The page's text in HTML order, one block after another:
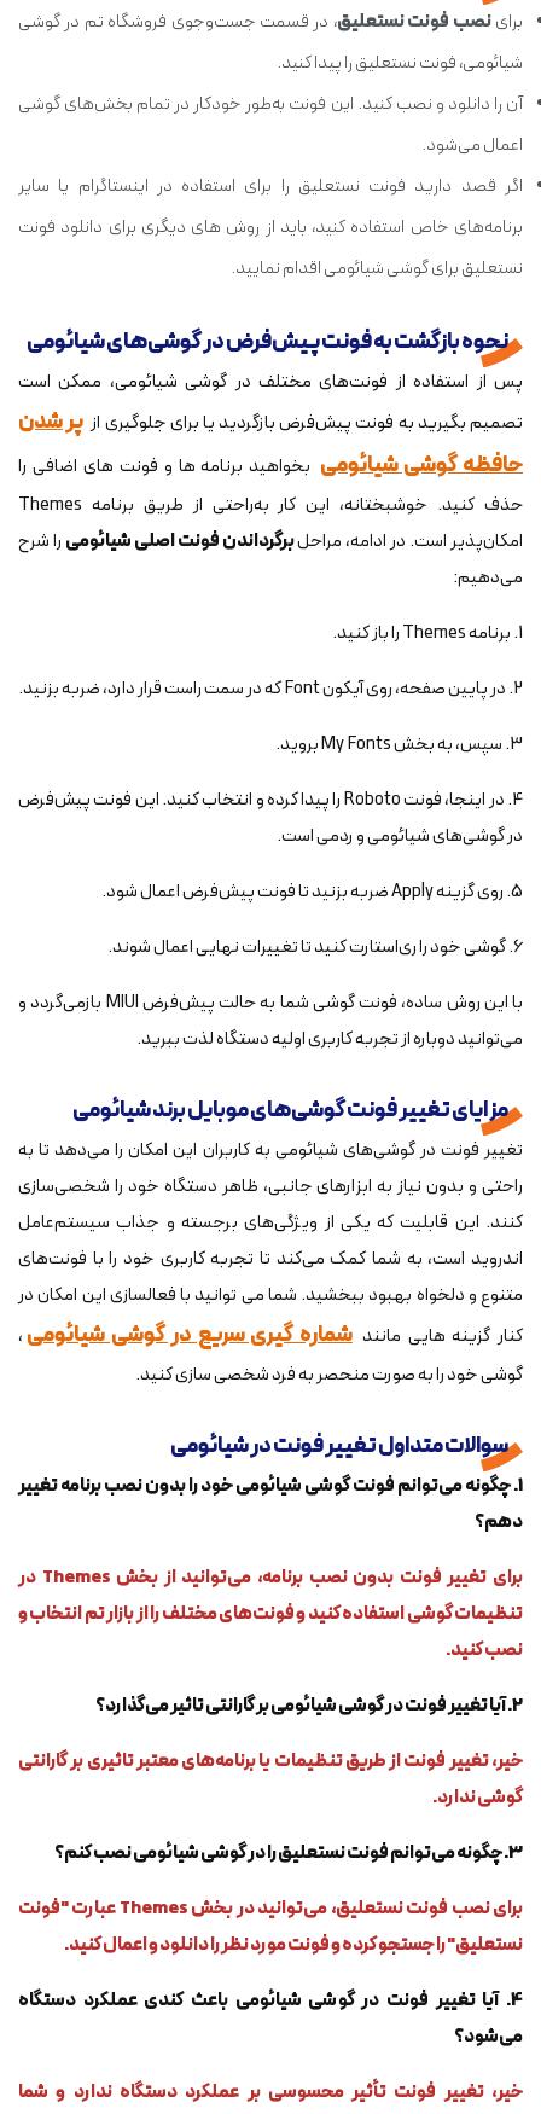
براینصب فونت نستعلیق، در قسمت جست‌وجوی فروشگاه تم در گوشی
شیائومی، فونت نستعلیق را پیدا کنید.
آن را دانلود و نصب کنید. این فونت به‌طور خودکار در تمام بخش‌های گوشی
اعمال می‌شود.
اگر قصد دارید فونت نستعلیق را برای استفاده در اینستاگرام یا سایر
برنامه‌های خاص استفاده کنید، باید از روش های دیگری برای دانلود فونت
نستعلیق برای گوشی شیائومی اقدام نمایید.
نحوه بازگشت به فونت پیش‌فرض در گوشی‌های شیائومی
پس از استفاده از فونت‌های مختلف در گوشی شیائومی، ممکن است
تصمیم بگیرید به فونت پیش‌فرض بازگردید یا برای جلوگیری از پر شدن
حافظه گوشی شیائومی بخواهید برنامه ها و فونت های اضافی را
حذف کنید. خوشبختانه، این کار به‌راحتی از طریق برنامه Themes
امکان‌پذیر است. در ادامه، مراحلبرگرداندن فونت اصلی شیائومی را شرح
می‌دهیم:
1. برنامه Themes را باز کنید.
2. در پایین صفحه، روی آیکون Font که در سمت راست قرار دارد، ضربه بزنید.
3. سپس، به بخش My Fonts بروید.
4. در اینجا، فونت Roboto را پیدا کرده و انتخاب کنید. این فونت پیش‌فرض
در گوشی‌های شیائومی و ردمی است.
5. روی گزینه Apply ضربه بزنید تا فونت پیش‌فرض اعمال شود.
6. گوشی خود را ری‌استارت کنید تا تغییرات نهایی اعمال شوند.
با این روش ساده، فونت گوشی شما به حالت پیش‌فرض MIUI بازمی‌گردد و
می‌توانید دوباره از تجربه کاربری اولیه دستگاه لذت ببرید.
مزایای تغییر فونت گوشی‌های موبایل برند شیائومی
تغییر فونت در گوشی‌های شیائومی به کاربران این امکان را می‌دهد تا به
راحتی و بدون نیاز به ابزارهای جانبی، ظاهر دستگاه خود را شخصی‌سازی
کنند. این قابلیت که یکی از ویژگی‌های برجسته و جذاب سیستم‌عامل
اندروید است، به شما کمک می‌کند تا تجربه کاربری خود را با فونت‌های
متنوع و دلخواه بهبود ببخشید. شما می توانید با فعالسازی این امکان در
کنار گزینه هایی مانند شماره گیری سریع در گوشی شیائومی ،
گوشی خود را به صورت منحصر به فرد شخصی سازی کنید.
سوالات متداول تغییر فونت در شیائومی
1. چگونه می‌توانم فونت گوشی شیائومی خود را بدون نصب برنامه تغییر
دهم؟
برای تغییر فونت بدون نصب برنامه، می‌توانید از بخش Themes در
تنظیمات گوشی استفاده کنید و فونت‌های مختلف را از بازار تم انتخاب و
نصب کنید.
2. آیا تغییر فونت در گوشی شیائومی بر گارانتی تاثیر می‌گذارد؟
خیر، تغییر فونت از طریق تنظیمات یا برنامه‌های معتبر تاثیری بر گارانتی
گوشی ندارد.
3. چگونه می‌توانم فونت نستعلیق را در گوشی شیائومی نصب کنم؟
برای نصب فونت نستعلیق، می‌توانید در بخش Themes عبارت "فونت
نستعلیق" را جستجو کرده و فونت مورد نظر را دانلود و اعمال کنید.
4. آیا تغییر فونت در گوشی شیائومی باعث کندی عملکرد دستگاه
می‌شود؟
خیر، تغییر فونت تأثیر محسوسی بر عملکرد دستگاه ندارد و شما